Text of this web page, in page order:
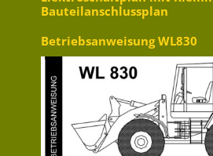
Betriebsanweisung WL830